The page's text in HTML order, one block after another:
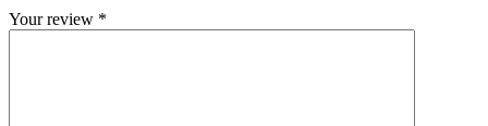
Your review *